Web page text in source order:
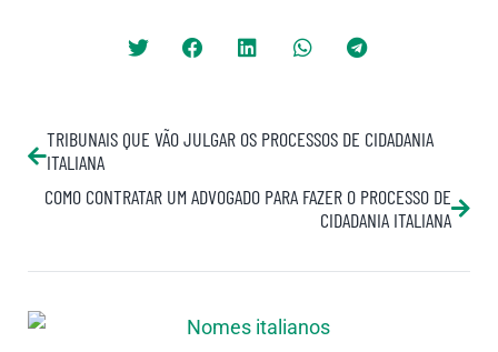
TRIBUNAIS QUE VÃO JULGAR OS PROCESSOS DE CIDADANIA
ITALIANA
COMO CONTRATAR UM ADVOGADO PARA FAZER O PROCESSO DE
CIDADANIA ITALIANA